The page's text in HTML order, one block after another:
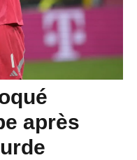
après